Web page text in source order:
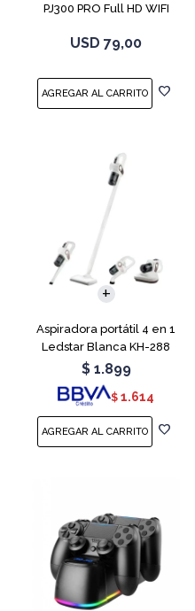
PJ300 PRO Full HD WIFI
USD 79,00
Aspiradora portátil 4 en 1
Ledstar Blanca KH-288
$ 1.899
$ 1.614